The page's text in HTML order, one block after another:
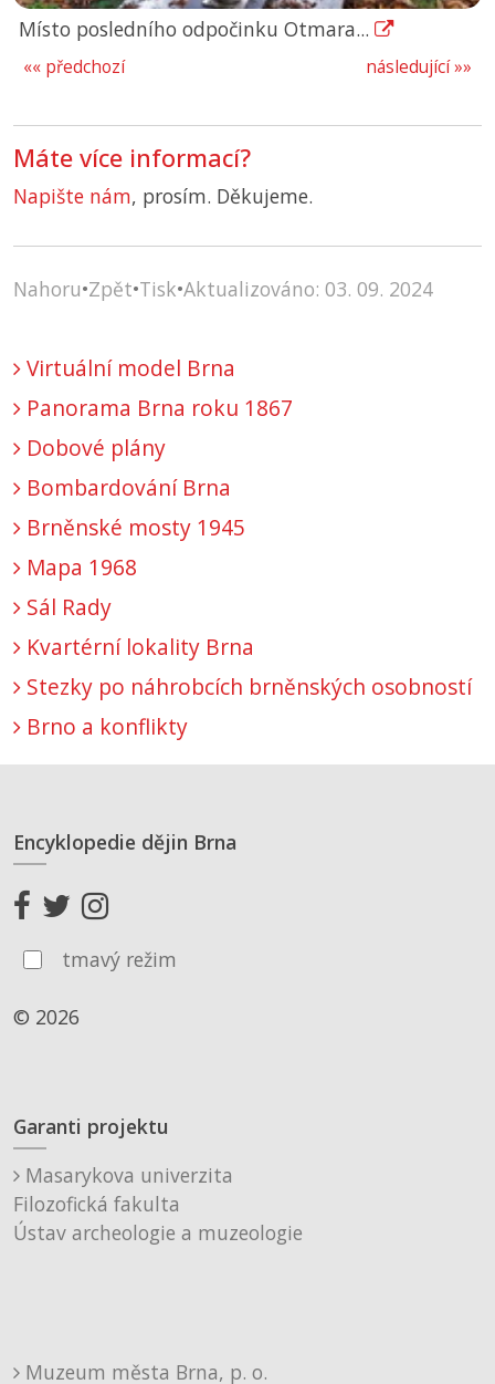
Místo posledního odpočinku Otmara...
následující »»
«« předchozí
Máte více informací?
Napište nám, prosím. Děkujeme.
Nahoru•Zpět•Tisk•Aktualizováno: 03. 09. 2024
Virtuální model Brna
Panorama Brna roku 1867
Dobové plány
Bombardování Brna
Brněnské mosty 1945
Mapa 1968
Sál Rady
Kvartérní lokality Brna
Stezky po náhrobcích brněnských osobností
Brno a konflikty
Encyklopedie dějin Brna
tmavý režim
© 2026
Garanti projektu
Masarykova univerzita
Filozofická fakulta
Ústav archeologie a muzeologie
Muzeum města Brna, p. o.